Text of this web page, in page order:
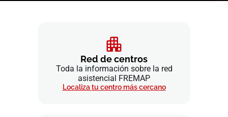
Red de centros
Toda la información sobre la red
asistencial FREMAP
Localiza tu centro más cercano